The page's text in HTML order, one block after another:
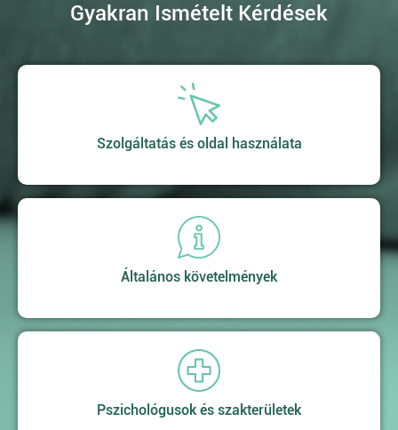
Gyakran Ismételt Kérdések
Szolgáltatás és oldal használata
Általános követelmények
Pszichológusok és szakterületek